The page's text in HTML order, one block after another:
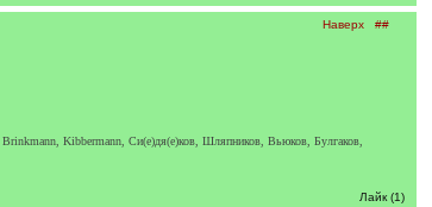
Наверх ##
Kibbermann, Си(е)дя(е)ков, Шляпников, Вьюков, Булгаков,
Лайк (1)